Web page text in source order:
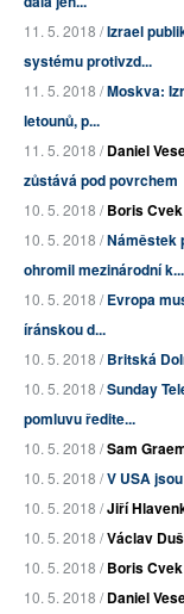
11. 5. 2018 /Izrael
systému protivzd...
11. 5. 2018 /Moskva:
letounů, p...
11. 5. 2018 /Daniel
zůstává pod povrchem
10. 5. 2018 /Boris Cvek
10. 5. 2018 /Náměstek
ohromil mezinárodní k...
10. 5. 2018 /Evropa
íránskou d...
10. 5. 2018 /Britská
10. 5. 2018 /Sunday
pomluvu ředite...
10. 5. 2018 /Sam
10. 5. 2018 /V USA
10. 5. 2018 /Jiří
10. 5. 2018 /Václav
10. 5. 2018 /Boris Cvek
10. 5. 2018 /Daniel